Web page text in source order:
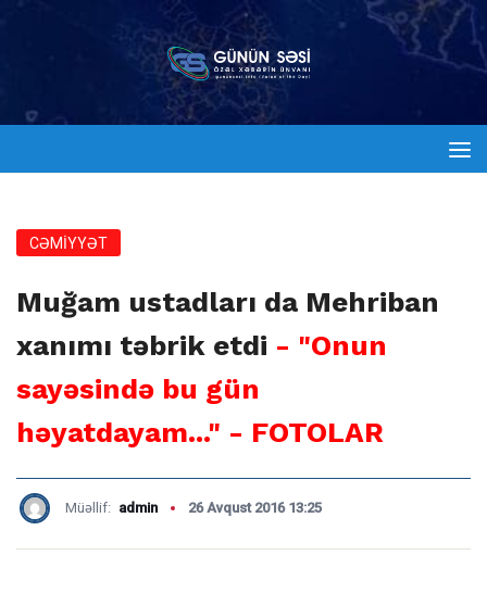
CƏMİYYƏT
Muğam ustadları da Mehriban
xanımı təbrik etdi - "Onun
sayəsində bu gün
həyatdayam..." - FOTOLAR
Müəllif: admin 26 Avqust 2016 13:25